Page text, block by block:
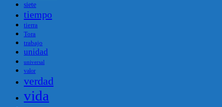
siete
tiempo
tierra
Tora
trabajo
unidad
universal
valor
verdad
vida